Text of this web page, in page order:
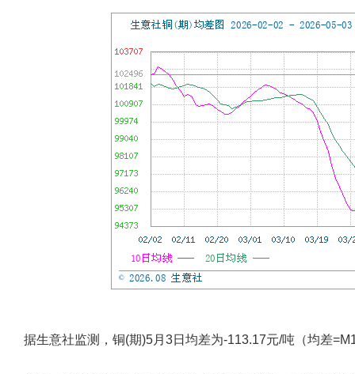
据生意社监测，铜(期)5月3日均差为-113.17元/吨（均差